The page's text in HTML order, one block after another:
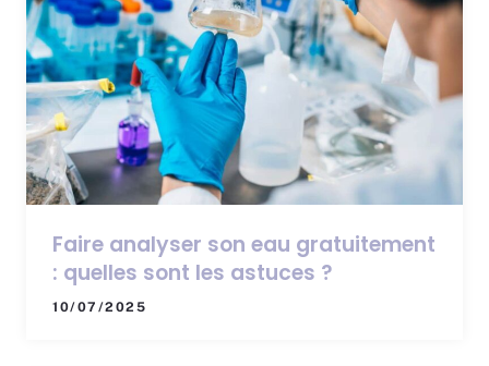
Faire analyser son eau gratuitement
: quelles sont les astuces ?
10/07/2025